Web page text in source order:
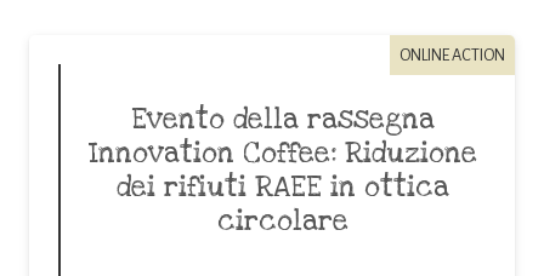
ONLINE ACTION
Evento della rassegna
Innovation Coffee: Riduzione
dei rifiuti RAEE in ottica
circolare